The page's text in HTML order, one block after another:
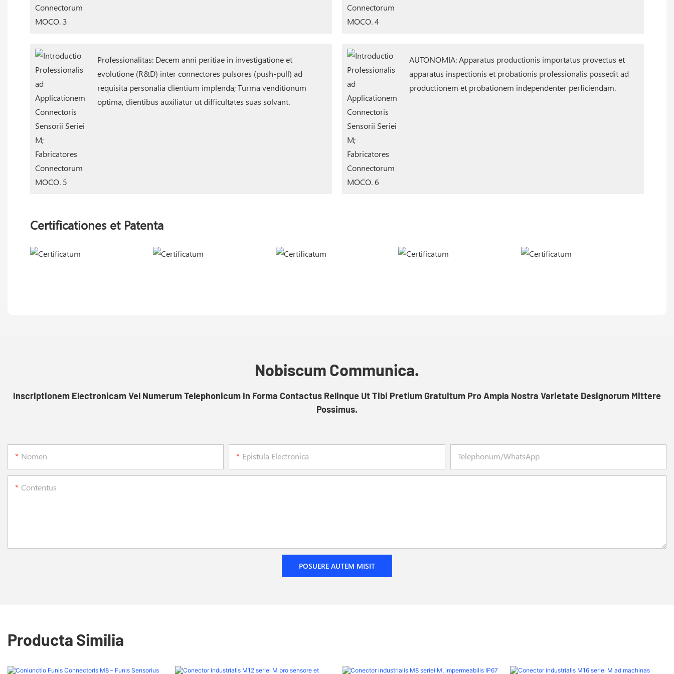
Professionalitas: Decem anni peritiae in investigatione et
evolutione (R&D) inter connectores pulsores (push-pull) ad
requisita personalia clientium implenda; Turma venditionum
optima, clientibus auxiliatur ut difficultates suas solvant.
AUTONOMIA: Apparatus productionis importatus provectus et
apparatus inspectionis et probationis professionalis possedit ad
productionem et probationem independenter perficiendam.
Certificationes et Patenta
Nobiscum Communica.
Inscriptionem Electronicam Vel Numerum Telephonicum In Forma Contactus Relinque Ut Tibi Pretium Gratuitum Pro Ampla Nostra Varietate Designorum Mittere
Possimus.
Nomen Epistula Electronica Telephonum/WhatsApp
Contentus
POSUERE AUTEM MISIT
Producta Similia